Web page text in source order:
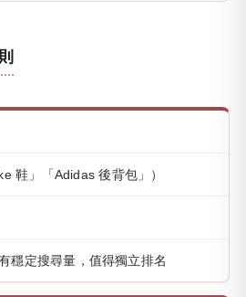
鞋」「Adidas 後背包」）
穩定搜尋量，值得獨立排名